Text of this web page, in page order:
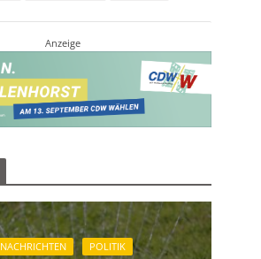
Anzeige
NACHRICHTEN POLITIK